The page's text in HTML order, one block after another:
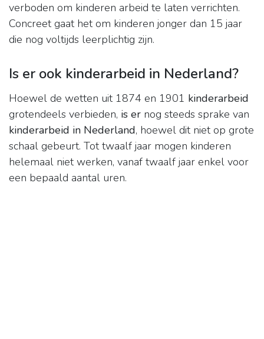
verboden om kinderen arbeid te laten verrichten.
Concreet gaat het om kinderen jonger dan 15 jaar
die nog voltijds leerplichtig zijn.
Is er ook kinderarbeid in Nederland?
Hoewel de wetten uit 1874 en 1901 kinderarbeid
grotendeels verbieden, is er nog steeds sprake van
kinderarbeid in Nederland, hoewel dit niet op grote
schaal gebeurt. Tot twaalf jaar mogen kinderen
helemaal niet werken, vanaf twaalf jaar enkel voor
een bepaald aantal uren.